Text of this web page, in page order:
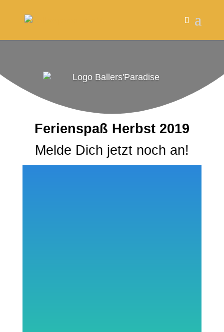
Ferienspaß Herbst 2019
Melde Dich jetzt noch an!